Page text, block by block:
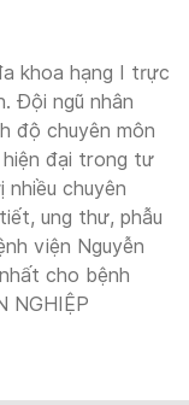
khoa hạng I trực
Đội ngũ nhân
độ chuyên môn
đại trong tư
chuyên
ung thư, phẫu
viện Nguyễn
cho bệnh
NGHIỆP